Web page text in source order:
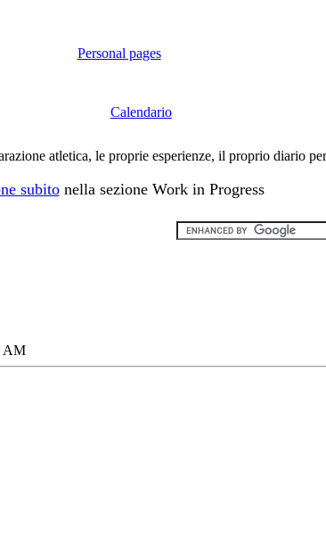
Personal pages
Calendario
atletica, le proprie esperienze, il proprio diario
subitonella sezione Work in Progress
AM